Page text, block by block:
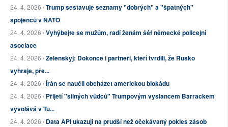
24. 4. 2026 /Trump sestavuje seznamy "dobrých" a "špatných"
spojenců v NATO
24. 4. 2026 /Vyhýbejte se mužům, radí ženám šéf německé policejní
asociace
24. 4. 2026 /Zelenskyj: Dokonce i partneři, kteří tvrdili, že Rusko
vyhraje, pře...
24. 4. 2026 /Írán se naučil obcházet americkou blokádu
24. 4. 2026 /Přijetí "silných vůdců" Trumpovým vyslancem Barrackem
vyvolává v Tu...
24. 4. 2026 /Data API ukazují na prudší než očekávaný pokles zásob